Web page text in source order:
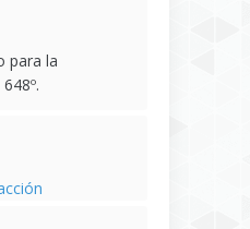
para la